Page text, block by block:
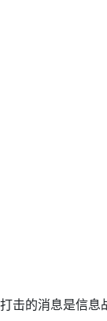
击的消息是信